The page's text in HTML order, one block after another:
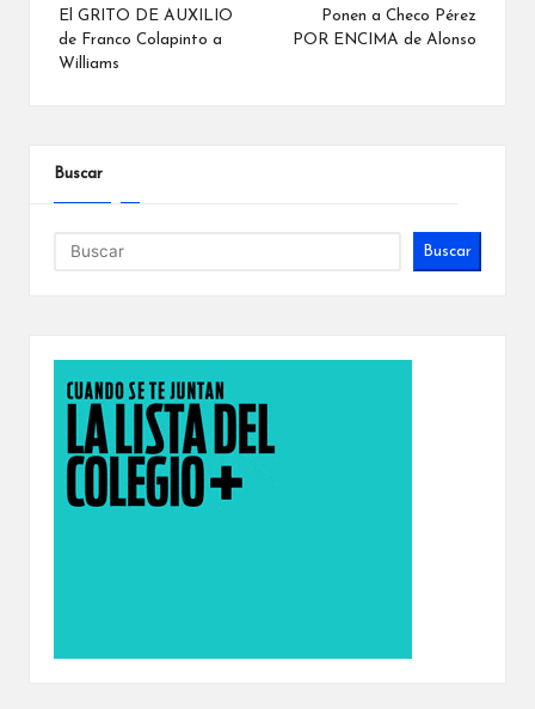
de
entradas
El GRITO DE AUXILIO
de Franco Colapinto a
Williams
Ponen a Checo Pérez
POR ENCIMA de Alonso
Buscar
Buscar